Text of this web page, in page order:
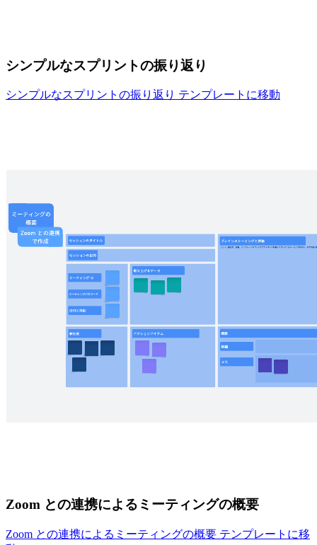
シンプルなスプリントの振り返り
シンプルなスプリントの振り返り テンプレートに移動
Zoom との連携によるミーティングの概要
Zoom との連携によるミーティングの概要 テンプレートに移